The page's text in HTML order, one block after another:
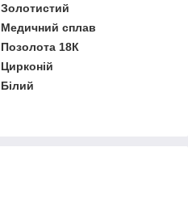
Золотистий
Медичний сплав
Позолота 18К
Цирконій
Білий